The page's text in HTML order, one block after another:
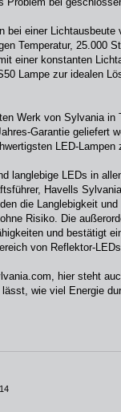
bei einer
Temperatur, 25.000
einer konstanten
Lampe zur idealen
Werk von Sylvania
Garantie geliefert
LED-Lampen
langlebige LEDs in
Havells
die Langlebigkeit
Risiko. Die
und bestätigt
von Reflektor-
hier steht
wie viel Energie